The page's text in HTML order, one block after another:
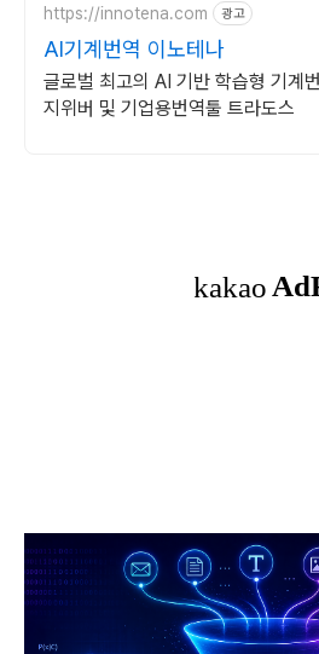
https://innotena.com 광고
AI기계번역 이노테나
글로벌 최고의 AI 기반 학습형 기계
지위버 및 기업용번역툴 트라도스